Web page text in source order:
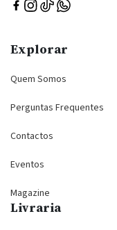
Explorar
Quem Somos
Perguntas Frequentes
Contactos
Eventos
Magazine
Livraria